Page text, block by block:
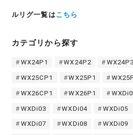
ルリグ一覧はこちら
カテゴリから探す
WX24P1 WX24P2 WX24P3
WX25CP1 WX25P1
WX26CP1 WX26P1
WXDi03 WXDi04 WXDi05
WXDi07 WXDi08 WXDi09